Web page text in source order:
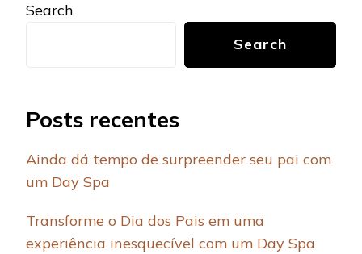
Search
Search
Posts recentes
Ainda dá tempo de surpreender seu pai com
um Day Spa
Transforme o Dia dos Pais em uma
experiência inesquecível com um Day Spa